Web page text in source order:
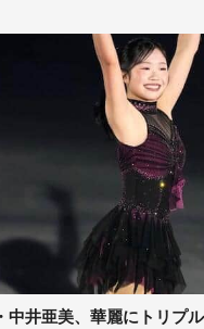
中井亜美、華麗にトリプ